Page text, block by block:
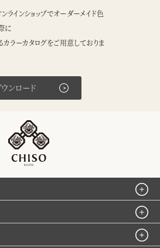
ラインショップでオーダーメイド色
に
ラーカタログをご用意しておりま
ンロード